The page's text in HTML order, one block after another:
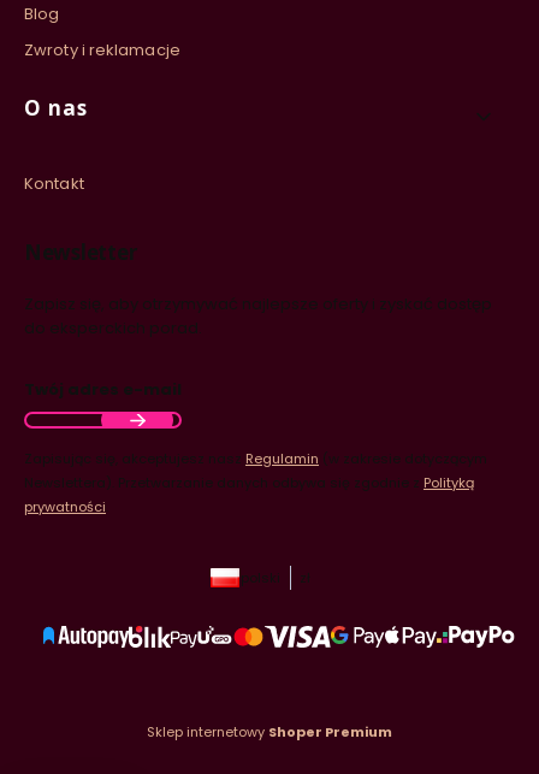
Blog
Zwroty i reklamacje
O nas
Kontakt
Newsletter
Zapisz się, aby otrzymywać najlepsze oferty i zyskać dostęp
do eksperckich porad.
Twój adres e-mail
Zapisując się, akceptujesz nasz Regulamin (w zakresie dotyczącym
Newslettera). Przetwarzanie danych odbywa się zgodnie z Polityką
prywatności
polski zł
Sklep internetowy Shoper Premium